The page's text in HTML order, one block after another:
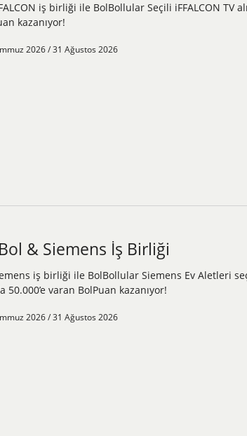
iş birliği ile BolBollular Seçili iFFALCON TV
kazanıyor!
2026 / 31 Ağustos 2026
& Siemens İş Birliği
iş birliği ile BolBollular Siemens Ev Aletleri
50.000’e varan BolPuan kazanıyor!
2026 / 31 Ağustos 2026